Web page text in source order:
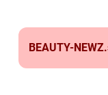
BEAUTY-NEWZ.